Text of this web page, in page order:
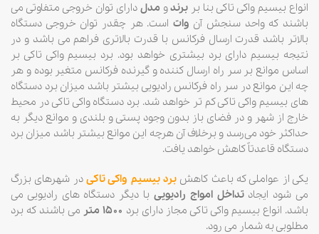
انواع بیسیم واکی تاکی بنا بر برندو مدل دارای توان خروجی متفاوتی می
باشند که واحد سنجش آن وات است. هر چقدر توان خروجی دستگاه
بالاتر باشد قدرت ارسال فرکانس با قدرت بالاتری فراهم می باشد و در
نتیجه بیسیم دارای برد بیشتری خواهد بود. برد بیسیم واکی تاکی بر
اساس موانع بر سر راه ارسال کننده و گیرنده فرکانس متغیر بوده و هر
چه این موانع در سر راه فرکانس رادیویی بیشتر باشد میزان برد دستگاه
های بیسیم واکی تاکی کم تر خواهد شد. برد دستگاه واکی تاکی در محیط
خارج از شهر و در فضای باز بدون وجود پستی و بلندی و موانع دیگر به
حداکثر خود می‌رسد و برخلاف آن هرچه این موانع بیشتر باشد میزان برد
دستگاه قاعدتاً کاهش خواهد یافت.
یکی از عواملی که باعث کاهش برد بیسیم واکی تاکی در شهرهای بزرگ
می شود ایجادتداخل امواج رادیویی با دیگر دستگاه های رادیویی می
باشد. انواع بیسیم واکی تاکی مجاز دارای برد ۱۵۰۰ متر
می باشند که برد
مطلوبی به شمار می رود.